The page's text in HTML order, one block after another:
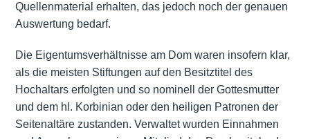
Quellenmaterial erhalten, das jedoch noch der genauen
Auswertung bedarf.
Die Eigentumsverhältnisse am Dom waren insofern klar,
als die meisten Stiftungen auf den Besitztitel des
Hochaltars erfolgten und so nominell der Gottesmutter
und dem hl. Korbinian oder den heiligen Patronen der
Seitenaltäre zustanden. Verwaltet wurden Einnahmen